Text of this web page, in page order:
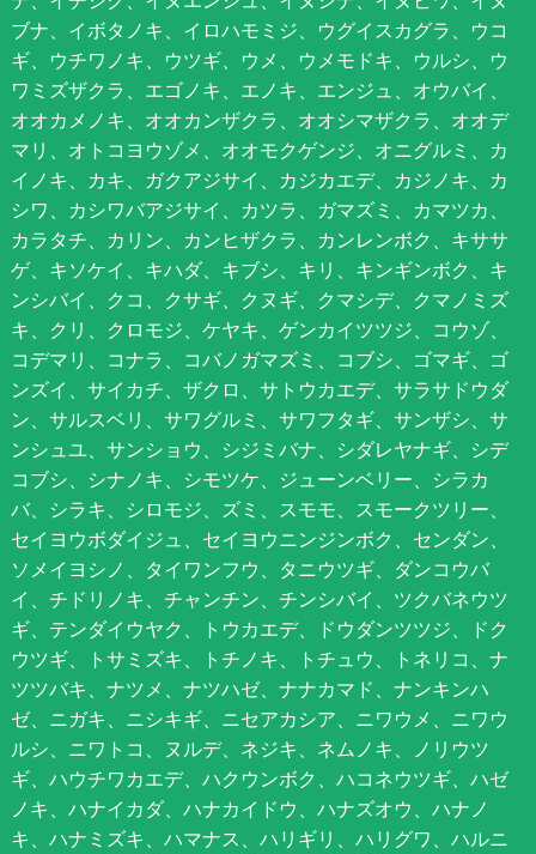
ブナ、イボタノキ、イロハモミジ、ウグイスカグラ、ウコ
ギ、ウチワノキ、ウツギ、ウメ、ウメモドキ、ウルシ、ウ
ワミズザクラ、エゴノキ、エノキ、エンジュ、オウバイ、
オオカメノキ、オオカンザクラ、オオシマザクラ、オオデ
マリ、オトコヨウゾメ、オオモクゲンジ、オニグルミ、カ
イノキ、カキ、ガクアジサイ、カジカエデ、カジノキ、カ
シワ、カシワバアジサイ、カツラ、ガマズミ、カマツカ、
カラタチ、カリン、カンヒザクラ、カンレンボク、キササ
ゲ、キソケイ、キハダ、キブシ、キリ、キンギンボク、キ
ンシバイ、クコ、クサギ、クヌギ、クマシデ、クマノミズ
キ、クリ、クロモジ、ケヤキ、ゲンカイツツジ、コウゾ、
コデマリ、コナラ、コバノガマズミ、コブシ、ゴマギ、ゴ
ンズイ、サイカチ、ザクロ、サトウカエデ、サラサドウダ
ン、サルスベリ、サワグルミ、サワフタギ、サンザシ、サ
ンシュユ、サンショウ、シジミバナ、シダレヤナギ、シデ
コブシ、シナノキ、シモツケ、ジューンベリー、シラカ
バ、シラキ、シロモジ、ズミ、スモモ、スモークツリー、
セイヨウボダイジュ、セイヨウニンジンボク、センダン、
ソメイヨシノ、タイワンフウ、タニウツギ、ダンコウバ
イ、チドリノキ、チャンチン、チンシバイ、ツクバネウツ
ギ、テンダイウヤク、トウカエデ、ドウダンツツジ、ドク
ウツギ、トサミズキ、トチノキ、トチュウ、トネリコ、ナ
ツツバキ、ナツメ、ナツハゼ、ナナカマド、ナンキンハ
ゼ、ニガキ、ニシキギ、ニセアカシア、ニワウメ、ニワウ
ルシ、ニワトコ、ヌルデ、ネジキ、ネムノキ、ノリウツ
ギ、ハウチワカエデ、ハクウンボク、ハコネウツギ、ハゼ
ノキ、ハナイカダ、ハナカイドウ、ハナズオウ、ハナノ
キ、ハナミズキ、ハマナス、ハリギリ、ハリグワ、ハルニ